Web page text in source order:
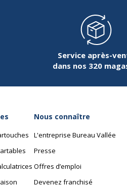
Service après-
dans nos 320
Nous connaître
L'entreprise Bureau Vallée
Presse
Offres d’emploi
Devenez franchisé